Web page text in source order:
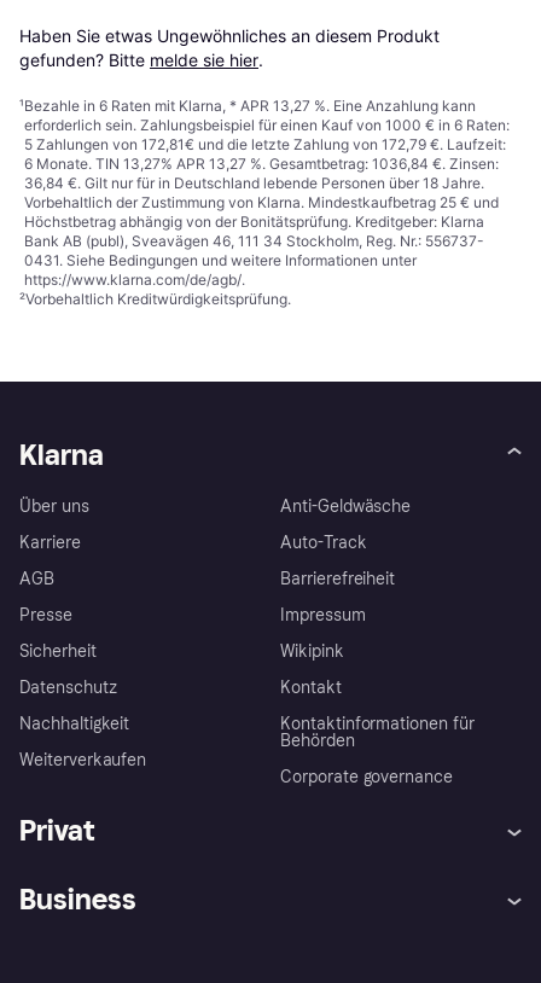
Haben Sie etwas Ungewöhnliches an diesem Produkt
gefunden? Bitte melde sie hier.
¹Bezahle in 6 Raten mit Klarna, * APR 13,27 %. Eine Anzahlung kann
erforderlich sein. Zahlungsbeispiel für einen Kauf von 1000 € in 6 Raten:
5 Zahlungen von 172,81€ und die letzte Zahlung von 172,79 €. Laufzeit:
6 Monate. TIN 13,27% APR 13,27 %. Gesamtbetrag: 1036,84 €. Zinsen:
36,84 €. Gilt nur für in Deutschland lebende Personen über 18 Jahre.
Vorbehaltlich der Zustimmung von Klarna. Mindestkaufbetrag 25 € und
Höchstbetrag abhängig von der Bonitätsprüfung. Kreditgeber: Klarna
Bank AB (publ), Sveavägen 46, 111 34 Stockholm, Reg. Nr.: 556737-
0431. Siehe Bedingungen und weitere Informationen unter
https://www.klarna.com/de/agb/.
²Vorbehaltlich Kreditwürdigkeitsprüfung.
Klarna
Über uns
Karriere
AGB
Presse
Sicherheit
Datenschutz
Nachhaltigkeit
Weiterverkaufen
Anti-Geldwäsche
Auto-Track
Barrierefreiheit
Impressum
Wikipink
Kontakt
Kontaktinformationen für
Behörden
Corporate governance
Privat
Business